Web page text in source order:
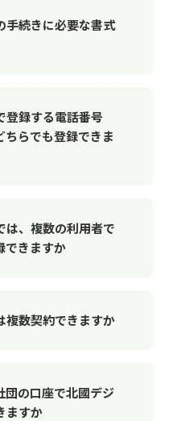
手続きに必要な書式
登録する電話番号
らでも登録できま
は、複数の利用者で
できますか
複数契約できますか
団の口座で北國デジ
ますか